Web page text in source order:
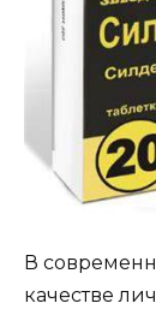
В
качестве